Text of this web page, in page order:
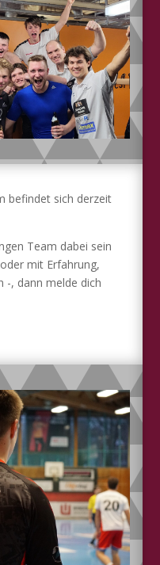
befindet sich derzeit
Team dabei sein
mit Erfahrung,
-, dann melde dich